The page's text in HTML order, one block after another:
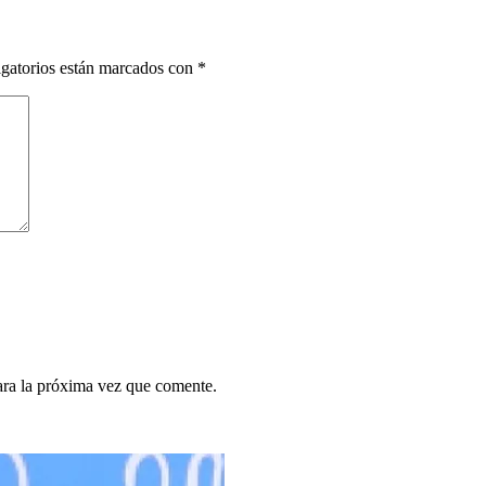
están marcados con *
la próxima vez que comente.